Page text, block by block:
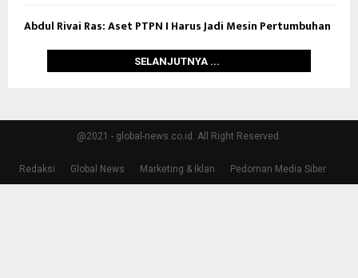
Abdul Rivai Ras: Aset PTPN I Harus Jadi Mesin Pertumbuhan
SELANJUTNYA ...
@2021 - global-news.co.id. All Right Reserved.
Redaksi Global News Marketing & Iklan Pedoman Media Siber